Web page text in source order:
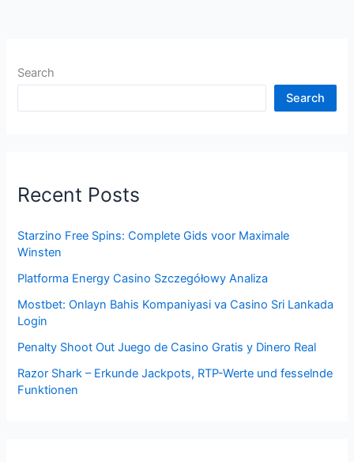
Search
Search
Recent Posts
Starzino Free Spins: Complete Gids voor Maximale
Winsten
Platforma Energy Casino Szczegółowy Analiza
Mostbet: Onlayn Bahis Kompaniyasi va Casino Sri Lankada
Login
Penalty Shoot Out Juego de Casino Gratis y Dinero Real
Razor Shark – Erkunde Jackpots, RTP-Werte und fesselnde
Funktionen